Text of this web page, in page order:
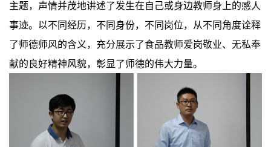
主题，声情并茂地讲述了发生在自己或身边教师身上的感人
事迹。以不同经历，不同身份，不同岗位，从不同角度诠释
了师德师风的含义，充分展示了食品教师爱岗敬业、无私奉
献的良好精神风貌，彰显了师德的伟大力量。